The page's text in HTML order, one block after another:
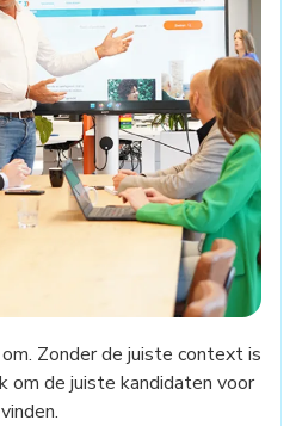
Zonder de juiste context is
om de juiste kandidaten voor